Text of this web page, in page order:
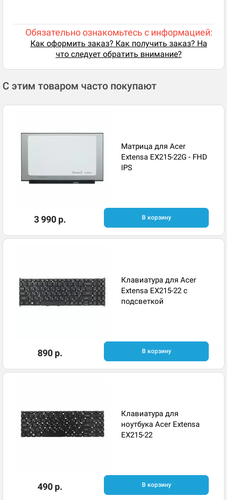
Обязательно ознакомьтесь с информацией:
Как оформить заказ? Как получить заказ? На
что следует обратить внимание?
С этим товаром часто покупают
Матрица для Acer
Extensa EX215-22G - FHD
IPS
3 990 р. В корзину
Клавиатура для Acer
Extensa EX215-22 с
подсветкой
890 р. В корзину
Клавиатура для
ноутбука Acer Extensa
EX215-22
490 р. В корзину